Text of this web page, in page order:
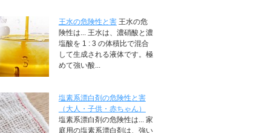
王水の危険性と害 王水の危
険性は... 王水は、濃硝酸と濃
塩酸を 1 : 3 の体積比で混合
して生成される液体です。極
めて強い酸...
塩素系漂白剤の危険性と害
（大人・子供・赤ちゃん）
塩素系漂白剤の危険性は... 家
庭用の塩素系漂白剤は、強い